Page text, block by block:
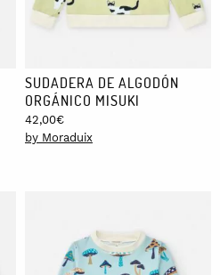
SUDADERA DE ALGODÓN
ORGÁNICO MISUKI
42,00€
by Moraduix